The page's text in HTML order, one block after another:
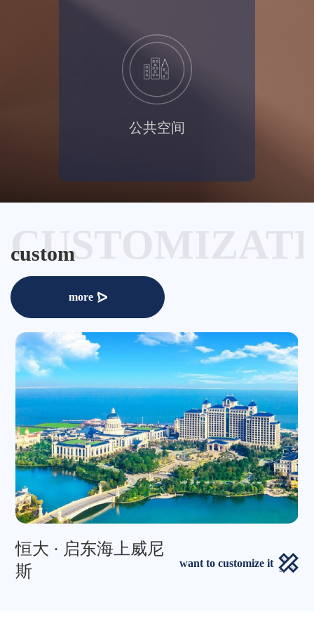
公共空间
custom
more
恒大 · 启东海上威尼
斯
want to customize it